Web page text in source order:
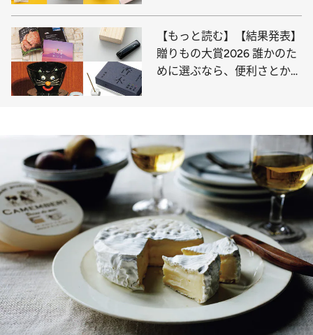
ぼりからブルーボトルコーヒ
ーのミニ羊羹まで》
【もっと読む】【結果発表】
贈りもの大賞2026 誰かのた
めに選ぶなら、便利さとかわ